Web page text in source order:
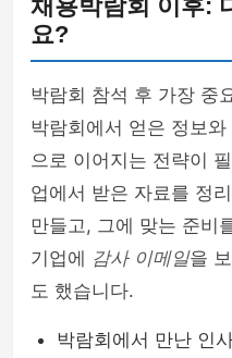
채용박람회 이후:
요?
박람회 참석 후 가장 중
박람회에서 얻은 정보
으로 이어지는 전략이
업에서 받은 자료를 정
만들고, 그에 맞는 준비
기업에 감사 이메일을
도 했습니다.
박람회에서 만난 인